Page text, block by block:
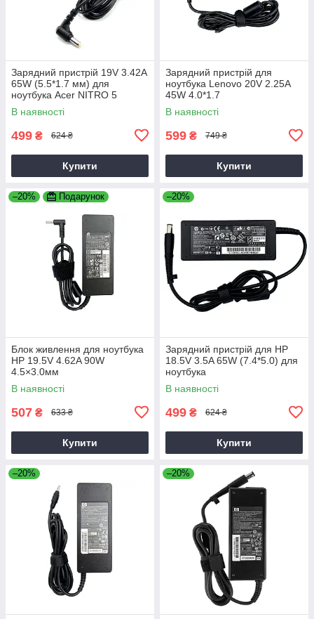
Зарядний пристрій 19V 3.42A
65W (5.5*1.7 мм) для
ноутбука Acer NITRO 5
AN515-31 65
В наявності
499 ₴ 624 ₴
Купити
Зарядний пристрій для
ноутбука Lenovo 20V 2.25A
45W 4.0*1.7
В наявності
599 ₴ 749 ₴
Купити
–20% Подарунок
Блок живлення для ноутбука
HP 19.5V 4.62A 90W
4.5×3.0мм
В наявності
507 ₴ 633 ₴
Купити
–20%
Зарядний пристрій для HP
18.5V 3.5A 65W (7.4*5.0) для
ноутбука
В наявності
499 ₴ 624 ₴
Купити
–20% –20%